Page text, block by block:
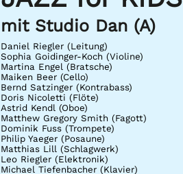
mit Studio Dan (A)
Daniel Riegler (Leitung)
Sophia Goidinger-Koch (Violine)
Martina Engel (Bratsche)
Maiken Beer (Cello)
Bernd Satzinger (Kontrabass)
Doris Nicoletti (Flöte)
Astrid Kendl (Oboe)
Matthew Gregory Smith (Fagott)
Dominik Fuss (Trompete)
Philip Yaeger (Posaune)
Matthias Lill (Schlagwerk)
Leo Riegler (Elektronik)
Michael Tiefenbacher (Klavier)